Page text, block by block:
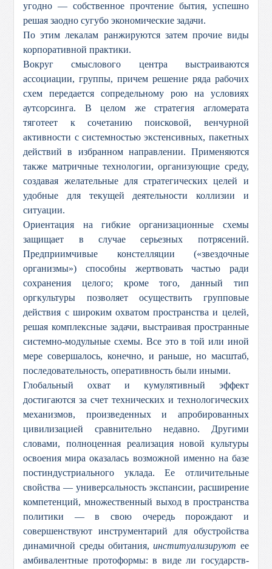
угодно — собственное прочтение бытия, успешно
решая заодно сугубо экономические задачи.
По этим лекалам ранжируются затем прочие виды
корпоративной практики.
Вокруг смыслового центра выстраиваются
ассоциации, группы, причем решение ряда рабочих
схем передается сопредельному рою на условиях
аутсорсинга. В целом же стратегия агломерата
тяготеет к сочетанию поисковой, венчурной
активности с системностью экстенсивных, пакетных
действий в избранном направлении. Применяются
также матричные технологии, организующие среду,
создавая желательные для стратегических целей и
удобные для текущей деятельности коллизии и
ситуации.
Ориентация на гибкие организационные схемы
защищает в случае серьезных потрясений.
Предприимчивые констелляции («звездочные
организмы») способны жертвовать частью ради
сохранения целого; кроме того, данный тип
оргкультуры позволяет осуществить групповые
действия с широким охватом пространства и целей,
решая комплексные задачи, выстраивая пространные
системно-модульные схемы. Все это в той или иной
мере совершалось, конечно, и раньше, но масштаб,
последовательность, оперативность были иными.
Глобальный охват и кумулятивный эффект
достигаются за счет технических и технологических
механизмов, произведенных и апробированных
цивилизацией сравнительно недавно. Другими
словами, полноценная реализация новой культуры
освоения мира оказалась возможной именно на базе
постиндустриального уклада. Ее отличительные
свойства — универсальность экспансии, расширение
компетенций, множественный выход в пространства
политики — в свою очередь порождают и
совершенствуют инструментарий для обустройства
динамичной среды обитания,институализируют ее
амбивалентные протоформы: в виде ли государств-